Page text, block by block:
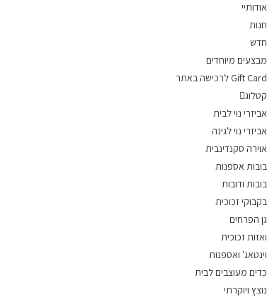
אודותיי
חנות
חדש
מבצעים מיוחדים
Gift Card לרכישה באתר
קטלוג
אביזרי נוי לבית
אביזרי נוי לגינה
אוירה סקנדינבית
בובות אספנות
בובות ודובות
בקבוקי זכוכית
גן הפרחים
ואזות זכוכית
וינטאג' ואספנות
כדים מעוצבים לבית
נוצץ ויוקרתי